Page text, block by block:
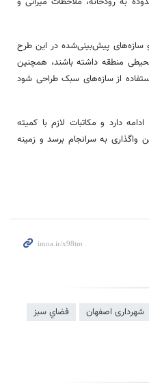
سازه‌های پیش‌بینی‌شده در این طرح
منطقه داشته باشند، همچنین
از سازه‌های سبک طراحی شود
دارد و مکاتبات لازم با کمیته
واگذاری به سرانجام برسد و زمینه
شهرداری اصفهان
فضاي سبز